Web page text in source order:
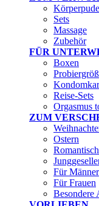
Sets
Massage
Zubehör
FÜR
Boxen
Reise-Sets
Orgasmus
ZUM
Ostern
Für Männer
Für Frauen
Besondere